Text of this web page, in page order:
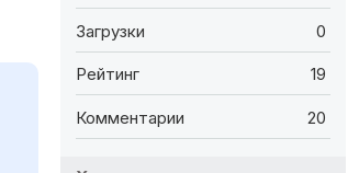
Загрузки 0
Рейтинг 19
Комментарии 20